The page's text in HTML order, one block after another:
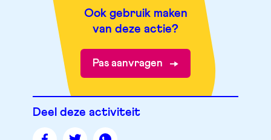
Ook gebruik maken
van deze actie?
Pas aanvragen
Deel deze activiteit